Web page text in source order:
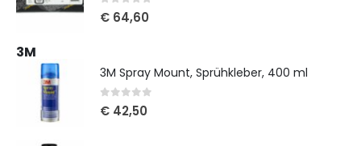
0out of 5
€ 64,60
3M
3M Spray Mount, Sprühkleber, 400 ml
0out of 5
€ 42,50